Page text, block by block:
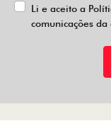
Li e aceito a
comunicações da